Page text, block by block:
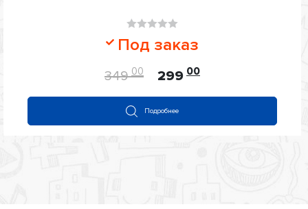
Оценка
0
из
Под заказ
349 00 299 00
Подробнее